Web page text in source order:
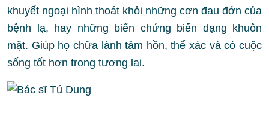
khuyết ngoại hình thoát khỏi những cơn đau đớn của
bệnh lạ, hay những biến chứng biến dạng khuôn
mặt. Giúp họ chữa lành tâm hồn, thể xác và có cuộc
sống tốt hơn trong tương lai.